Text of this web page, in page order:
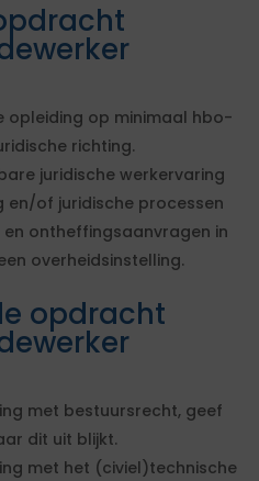
op minimaal hbo-
richting.
juridische werkervaring
en/of juridische processen
ontheffingsaanvragen in
overheidsinstelling.
opdracht
met bestuursrecht, geef
dit uit blijkt.
met het (civiel)technische